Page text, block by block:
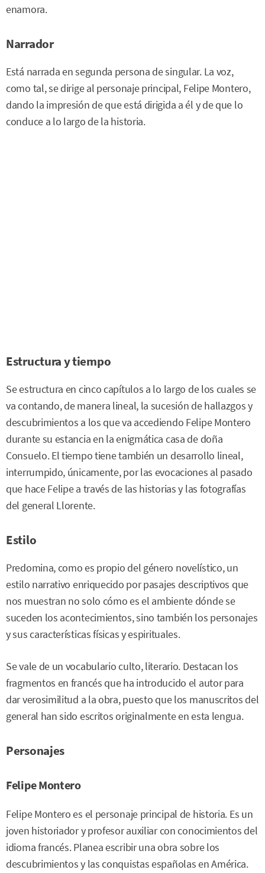
enamora.
Narrador
Está narrada en segunda persona de singular. La voz,
como tal, se dirige al personaje principal, Felipe Montero,
dando la impresión de que está dirigida a él y de que lo
conduce a lo largo de la historia.
Estructura y tiempo
Se estructura en cinco capítulos a lo largo de los cuales se
va contando, de manera lineal, la sucesión de hallazgos y
descubrimientos a los que va accediendo Felipe Montero
durante su estancia en la enigmática casa de doña
Consuelo. El tiempo tiene también un desarrollo lineal,
interrumpido, únicamente, por las evocaciones al pasado
que hace Felipe a través de las historias y las fotografías
del general Llorente.
Estilo
Predomina, como es propio del género novelístico, un
estilo narrativo enriquecido por pasajes descriptivos que
nos muestran no solo cómo es el ambiente dónde se
suceden los acontecimientos, sino también los personajes
y sus características físicas y espirituales.
Se vale de un vocabulario culto, literario. Destacan los
fragmentos en francés que ha introducido el autor para
dar verosimilitud a la obra, puesto que los manuscritos del
general han sido escritos originalmente en esta lengua.
Personajes
Felipe Montero
Felipe Montero es el personaje principal de historia. Es un
joven historiador y profesor auxiliar con conocimientos del
idioma francés. Planea escribir una obra sobre los
descubrimientos y las conquistas españolas en América.